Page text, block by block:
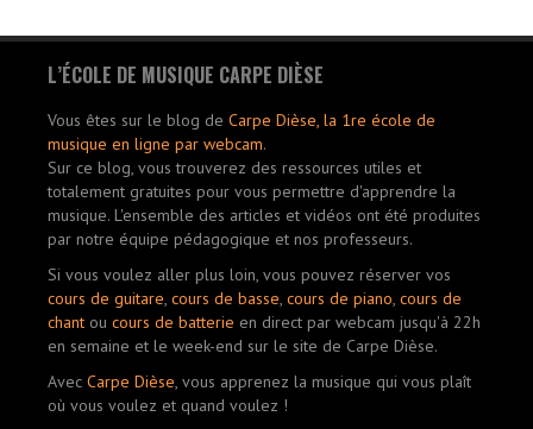
L’ÉCOLE DE MUSIQUE CARPE DIÈSE
Vous êtes sur le blog de Carpe Dièse, la 1re école de
musique en ligne par webcam.
Sur ce blog, vous trouverez des ressources utiles et
totalement gratuites pour vous permettre d'apprendre la
musique. L'ensemble des articles et vidéos ont été produites
par notre équipe pédagogique et nos professeurs.
Si vous voulez aller plus loin, vous pouvez réserver vos
cours de guitare, cours de basse, cours de piano, cours de
chant ou cours de batterie en direct par webcam jusqu'à 22h
en semaine et le week-end sur le site de Carpe Dièse.
Avec Carpe Dièse, vous apprenez la musique qui vous plaît
où vous voulez et quand voulez !